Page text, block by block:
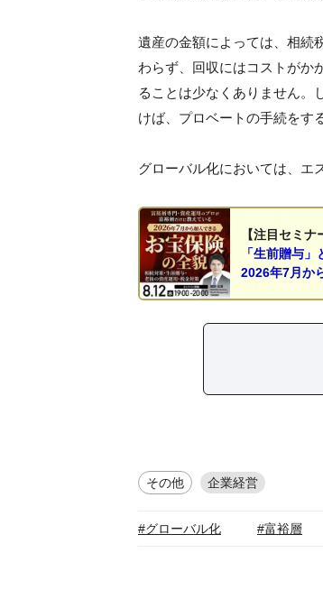
遺産の金額によっては、相続
わらず、回収にはコストがか
ることは少なくありません。
けば、プロベートの手続をす
グローバル化においては、エ
【注目セミナ
「生前贈与
2026年7月か
その他 企業経営
#グローバル化 #富裕層